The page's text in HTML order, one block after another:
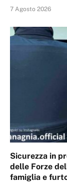
7 Agosto 2026
Sicurezza in
delle Forze
famiglia e